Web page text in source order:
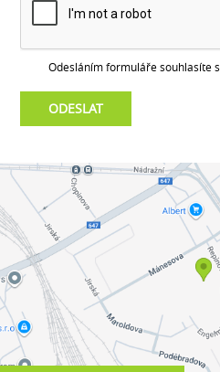
Odesláním formuláře souhlasíte s